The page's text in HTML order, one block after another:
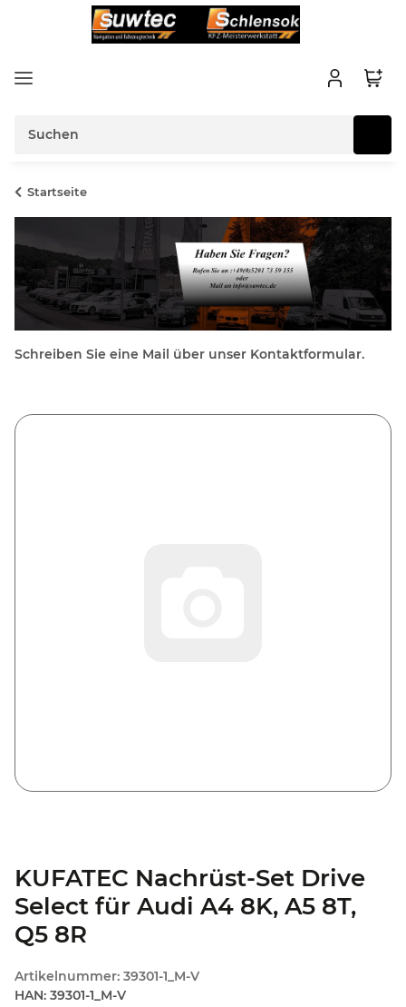
Startseite
Schreiben Sie eine Mail über unser Kontaktformular.
KUFATEC Nachrüst-Set Drive
Select für Audi A4 8K, A5 8T,
Q5 8R
Artikelnummer: 39301-1_M-V
HAN: 39301-1_M-V